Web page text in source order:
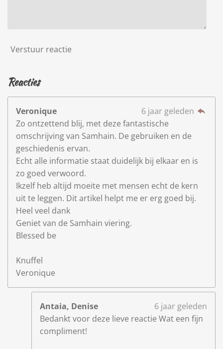
Verstuur reactie
Reacties
Veronique
6 jaar geleden
Zo ontzettend blij, met deze fantastische
omschrijving van Samhain. De gebruiken en de
geschiedenis ervan.
Echt alle informatie staat duidelijk bij elkaar en is
zo goed verwoord.
Ikzelf heb altijd moeite met mensen echt de kern
uit te leggen. Dit artikel helpt me er erg goed bij.
Heel veel dank
Geniet van de Samhain viering.
Blessed be
Knuffel
Veronique
Antaia, Denise
6 jaar geleden
Bedankt voor deze lieve reactie Wat een fijn
compliment!